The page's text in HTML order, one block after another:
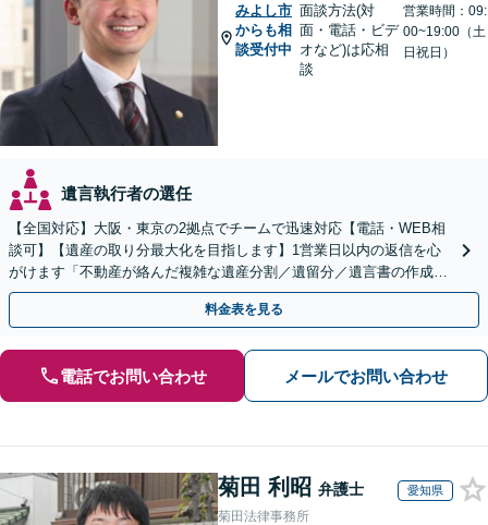
みよし市
からも相
談受付中
面談方法(対
面・電話・ビデ
オなど)は応相
談
営業時間：09:
00~19:00（土
日祝日）
遺言執行者の選任
【全国対応】大阪・東京の2拠点でチームで迅速対応【電話・WEB相
談可】【遺産の取り分最大化を目指します】1営業日以内の返信を心
がけます「不動産が絡んだ複雑な遺産分割／遺留分／遺言書の作成・
執行／事業承継など、お任せください」【休日相談あり】
料金表を見る
電話でお問い合わせ メールでお問い合わせ
菊田 利昭 弁護士 愛知県
菊田法律事務所